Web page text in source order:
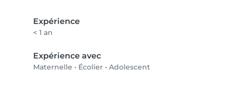
Expérience
< 1 an
Expérience avec
Maternelle • Écolier • Adolescent